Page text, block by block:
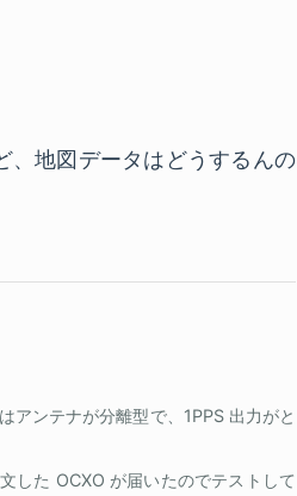
、地図データはどうするんの
アンテナが分離型で、1PPS 出力がと
した OCXO が届いたのでテストして